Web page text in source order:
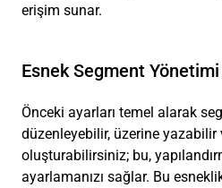
erişim sunar.
Esnek Segment Yönetimi
Önceki ayarları temel alarak
düzenleyebilir, üzerine
oluşturabilirsiniz; bu,
ayarlamanızı sağlar. Bu